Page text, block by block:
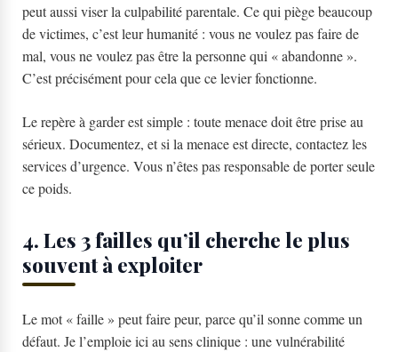
peut aussi viser la culpabilité parentale. Ce qui piège beaucoup
de victimes, c’est leur humanité : vous ne voulez pas faire de
mal, vous ne voulez pas être la personne qui « abandonne ».
C’est précisément pour cela que ce levier fonctionne.
Le repère à garder est simple : toute menace doit être prise au
sérieux. Documentez, et si la menace est directe, contactez les
services d’urgence. Vous n’êtes pas responsable de porter seule
ce poids.
4. Les 3 failles qu’il cherche le plus
souvent à exploiter
Le mot « faille » peut faire peur, parce qu’il sonne comme un
défaut. Je l’emploie ici au sens clinique : une vulnérabilité